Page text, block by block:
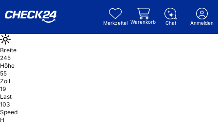
Merkzettel Warenkorb Chat Anmelden
Breite
245
Höhe
55
Zoll
19
Last
103
Speed
H